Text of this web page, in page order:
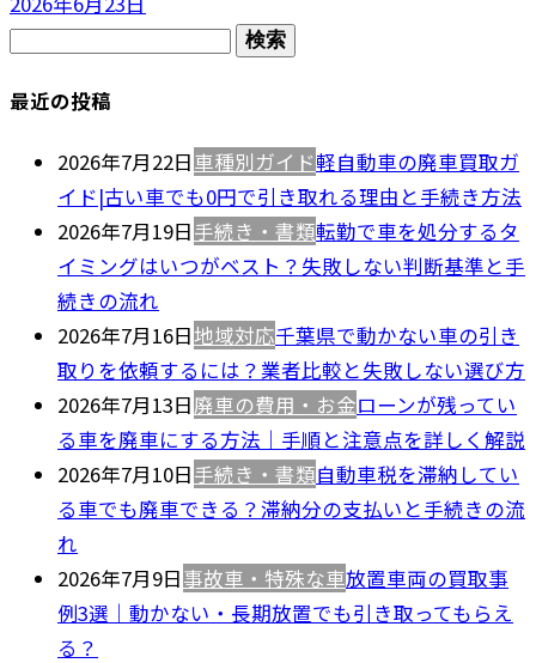
検
最近の投稿
2026年7月22日車種別ガイド軽自動車の廃車買取ガ
イド|古い車でも0円で引き取れる理由と手続き方法
2026年7月19日手続き・書類転勤で車を処分するタ
イミングはいつがベスト？失敗しない判断基準と手
続きの流れ
2026年7月16日地域対応千葉県で動かない車の引き
取りを依頼するには？業者比較と失敗しない選び方
2026年7月13日廃車の費用・お金ローンが残ってい
る車を廃車にする方法｜手順と注意点を詳しく解説
2026年7月10日手続き・書類自動車税を滞納してい
る車でも廃車できる？滞納分の支払いと手続きの流
れ
2026年7月9日事故車・特殊な車放置車両の買取事
例3選｜動かない・長期放置でも引き取ってもらえ
る？